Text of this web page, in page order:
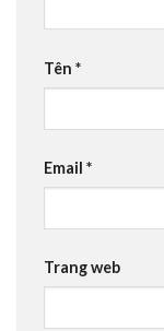
Tên *
Email *
Trang web